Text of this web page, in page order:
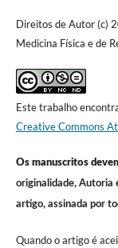
Direitos de Autor (c)
Medicina Física e de
Este trabalho
Creative Commons
Os manuscritos
originalidade, Autoria
artigo, assinada por
Quando o artigo é